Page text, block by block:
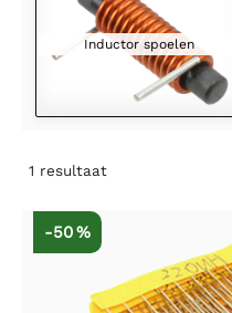
Inductor spoelen
1 resultaat
-50 %